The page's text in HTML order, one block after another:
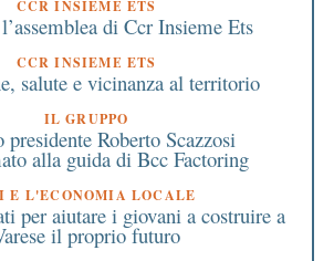
CCR INSIEME ETS
di Ccr Insieme Ets
CCR INSIEME ETS
salute e vicinanza al territorio
IL GRUPPO
Roberto Scazzosi
alla guida di Bcc Factoring
E L'ECONOMIA LOCALE
per aiutare i giovani a costruire a
il proprio futuro